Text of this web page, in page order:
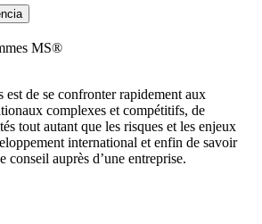
est de se confronter rapidement aux
complexes et compétitifs, de
tout autant que les risques et les enjeux
international et enfin de savoir
conseil auprès d’une entreprise.